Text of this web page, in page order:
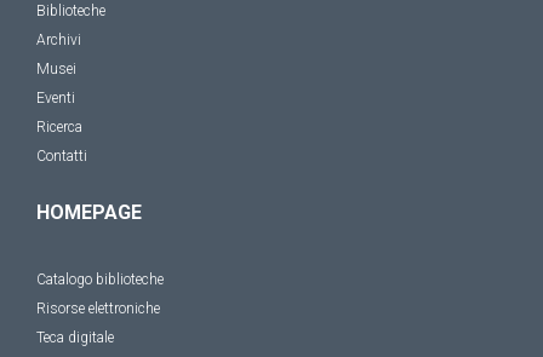
Biblioteche
Archivi
Musei
Eventi
Ricerca
Contatti
HOMEPAGE
Catalogo biblioteche
Risorse elettroniche
Teca digitale